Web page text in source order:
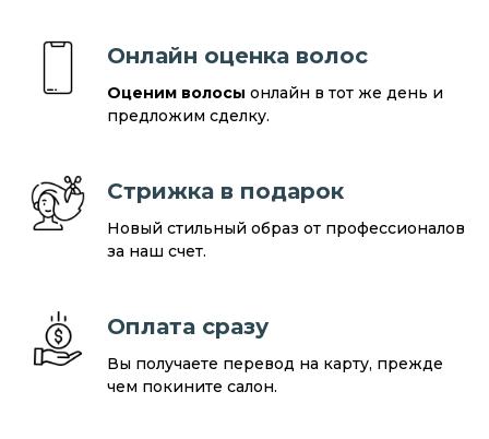
Онлайн оценка волос
Оценим волосы онлайн в тот же день и
предложим сделку.
Стрижка в подарок
Новый стильный образ от профессионалов
за наш счет.
Оплата сразу
Вы получаете перевод на карту, прежде
чем покините салон.